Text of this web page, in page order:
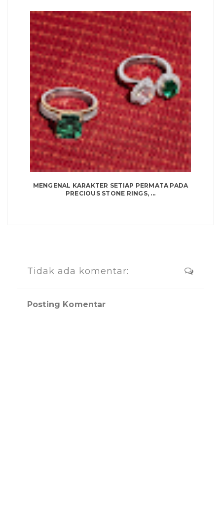
MENGENAL KARAKTER SETIAP PERMATA PADA
PRECIOUS STONE RINGS, ...
Tidak ada komentar:
Posting Komentar